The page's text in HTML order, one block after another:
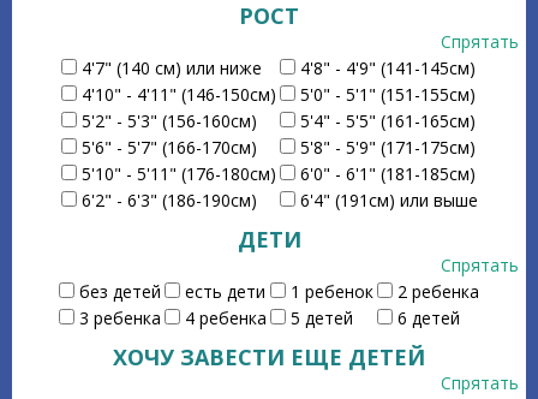
РОСТ
Спрятать
4'7" (140 см) или ниже
4'8" - 4'9" (141-145см)
4'10" - 4'11" (146-150см)
5'0" - 5'1" (151-155см)
5'2" - 5'3" (156-160см)
5'4" - 5'5" (161-165см)
5'6" - 5'7" (166-170см)
5'8" - 5'9" (171-175см)
5'10" - 5'11" (176-180см)
6'0" - 6'1" (181-185см)
6'2" - 6'3" (186-190см)
6'4" (191см) или выше
ДЕТИ
Спрятать
без детей
есть дети 1 ребенок
2 ребенка
3 ребенка
4 ребенка 5 детей 6 детей
ХОЧУ ЗАВЕСТИ ЕЩЕ ДЕТЕЙ
Спрятать